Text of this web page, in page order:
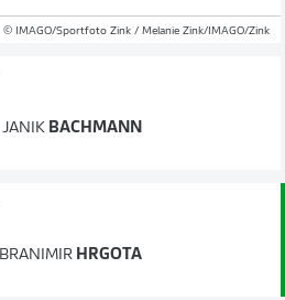
© IMAGO/Sportfoto Zink / Melanie Zink/IMAGO/Zink
JANIK BACHMANN
BRANIMIR HRGOTA